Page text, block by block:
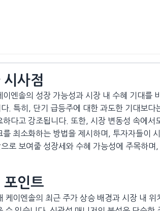
시사점
이엔솔의 성장 가능성과 시장 내 수혜 기대를
. 특히, 단기 급등주에 대한 과도한 기대보
하다고 강조됩니다. 또한, 시장 변동성 속에
를 최소화하는 방법을 제시하며, 투자자들이
로 보여줄 성장세와 수혜 가능성에 주목하
포인트
케이엔솔의 최근 주가 상승 배경과 시장 내